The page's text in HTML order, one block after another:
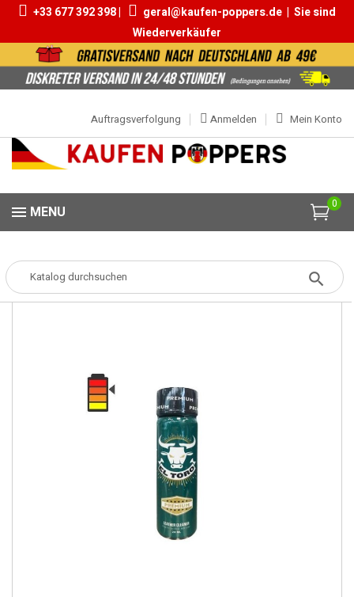
+33 677 392 398 | geral@kaufen-poppers.de | Sie sind
Wiederverkäufer
Mein Konto
Anmelden
Auftragsverfolgung
0
MENU
Popper Popper Grosse El Toro Premium Tube 24ml